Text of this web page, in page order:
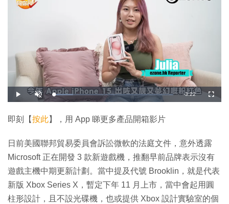
播
放
開
啟
載
入
1
4
%
剩
間
-3:22
全
螢
即刻【按此】，用 App 睇更多產品開箱影片
日前美國聯邦貿易委員會訴訟微軟的法庭文件，意外透露
Microsoft 正在開發 3 款新遊戲機，推翻早前品牌表示沒有
遊戲主機中期更新計劃。當中提及代號 Brooklin，就是代表
新版 Xbox Series X，暫定下年 11 月上市，當中會起用圓
柱形設計，且不設光碟機，也或提供 Xbox 設計實驗室的個